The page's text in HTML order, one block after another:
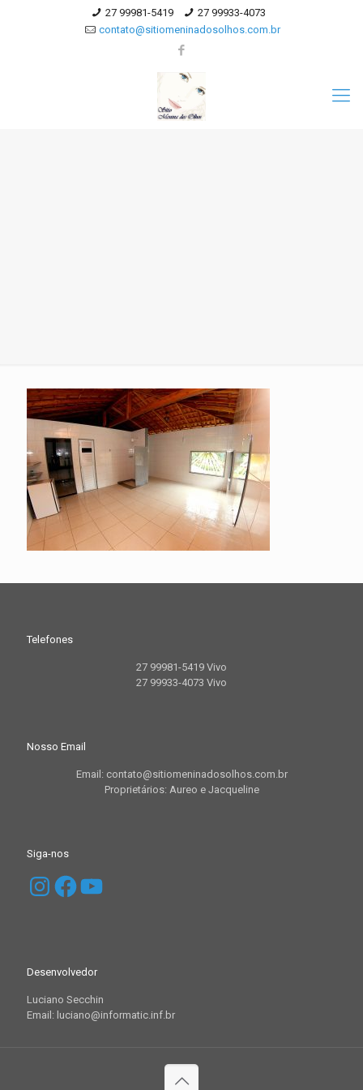
27 99981-5419
27 99933-4073
contato@sitiomeninadosolhos.com.br
Telefones
27 99981-5419 Vivo
27 99933-4073 Vivo
Nosso Email
Email: contato@sitiomeninadosolhos.com.br
Proprietários: Aureo e Jacqueline
Siga-nos
InstagramFacebook
YouTube
Desenvolvedor
Luciano Secchin
Email: luciano@informatic.inf.br